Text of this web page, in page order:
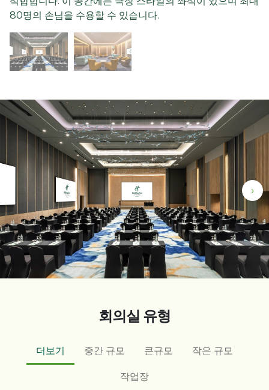
80명의 손님을 수용할 수 있습니다.
›
회의실 유형
더보기 중간 규모 큰규모 작은 규모
작업장